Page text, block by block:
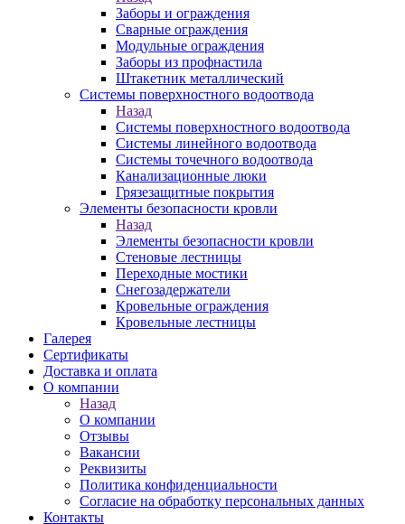
Заборы и ограждения
Сварные ограждения
Модульные ограждения
Заборы из профнастила
Штакетник металлический
Системы поверхностного водоотвода
Назад
Системы поверхностного водоотвода
Системы линейного водоотвода
Системы точечного водоотвода
Канализационные люки
Грязезащитные покрытия
Элементы безопасности кровли
Назад
Элементы безопасности кровли
Стеновые лестницы
Переходные мостики
Снегозадержатели
Кровельные ограждения
Кровельные лестницы
Галерея
Сертификаты
Доставка и оплата
О компании
Назад
О компании
Отзывы
Вакансии
Реквизиты
Политика конфиденциальности
Согласие на обработку персональных данных
Контакты